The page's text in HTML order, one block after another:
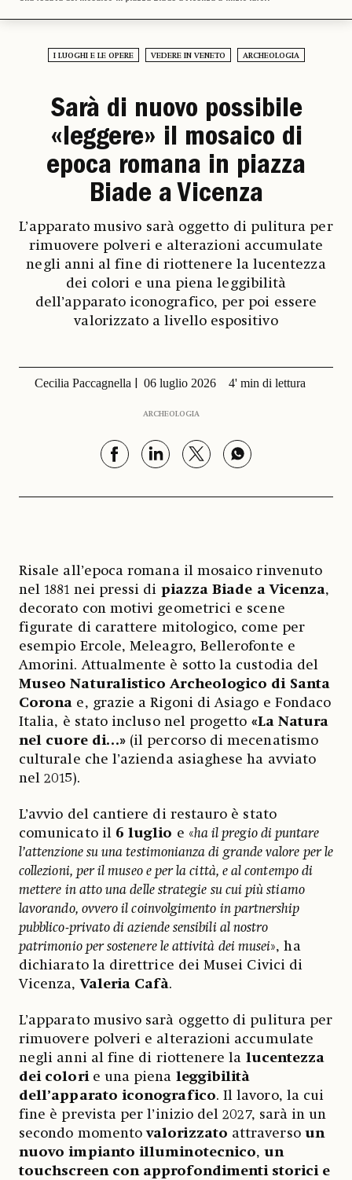
I LUOGHI E LE OPERE VEDERE IN VENETO ARCHEOLOGIA
Sarà di nuovo possibile
«leggere» il mosaico di
epoca romana in piazza
Biade a Vicenza
L’apparato musivo sarà oggetto di pulitura per
rimuovere polveri e alterazioni accumulate
negli anni al fine di riottenere la lucentezza
dei colori e una piena leggibilità
dell’apparato iconografico, per poi essere
valorizzato a livello espositivo
Cecilia Paccagnella 06 luglio 2026 4' min di lettura
ARCHEOLOGIA
Risale all’epoca romana il mosaico rinvenuto
nel 1881 nei pressi di piazza Biade a Vicenza,
decorato con motivi geometrici e scene
figurate di carattere mitologico, come per
esempio Ercole, Meleagro, Bellerofonte e
Amorini. Attualmente è sotto la custodia del
Museo Naturalistico Archeologico di Santa
Corona e, grazie a Rigoni di Asiago e Fondaco
Italia, è stato incluso nel progetto «La Natura
nel cuore di…»(il percorso di mecenatismo
culturale che l’azienda asiaghese ha avviato
nel 2015).
L’avvio del cantiere di restauro è stato
comunicato il 6 luglio e «ha il pregio di puntare
l’attenzione su una testimonianza di grande valore per le
collezioni, per il museo e per la città, e al contempo di
mettere in atto una delle strategie su cui più stiamo
lavorando, ovvero il coinvolgimento in partnership
pubblico-privato di aziende sensibili al nostro
patrimonio per sostenere le attività dei musei», ha
dichiarato la direttrice dei Musei Civici di
Vicenza, Valeria Cafà.
L’apparato musivo sarà oggetto di pulitura per
rimuovere polveri e alterazioni accumulate
negli anni al fine di riottenere la lucentezza
dei colorie una piena leggibilità
dell’apparato iconografico. Il lavoro, la cui
fine è prevista per l’inizio del 2027, sarà in un
secondo momentovalorizzato attraverso un
nuovo impianto illuminotecnico,un
touchscreen con approfondimenti storici e